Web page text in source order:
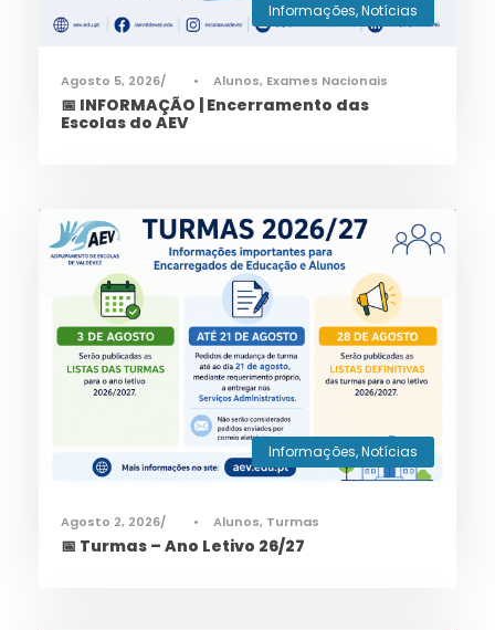
Informações,Notícias
Agosto 5, 2026 • Alunos, Exames Nacionais
📅 INFORMAÇÃO | Encerramento das
Escolas do AEV
Informações,Notícias
Agosto 2, 2026 • Alunos, Turmas
📅 Turmas – Ano Letivo 26/27